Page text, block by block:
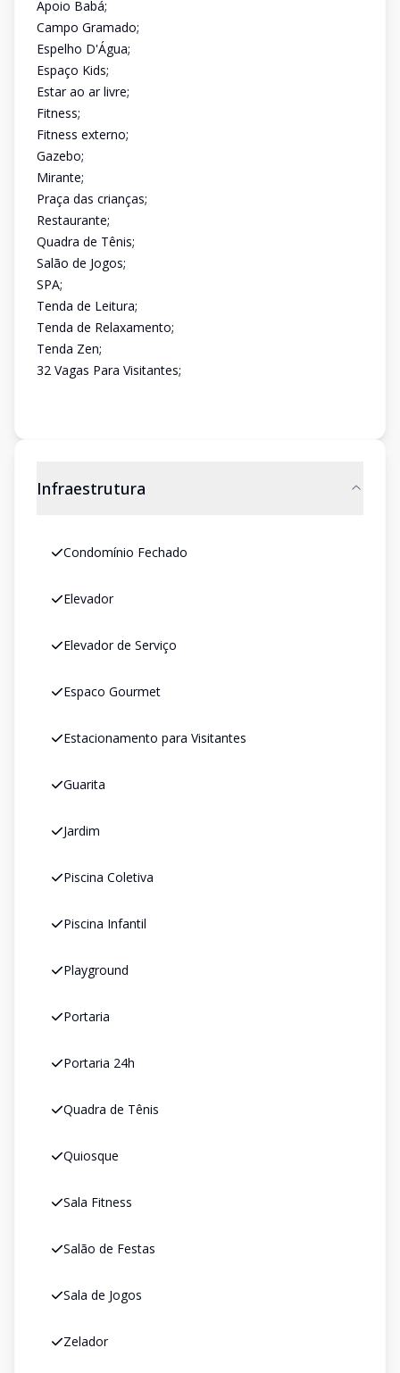
Apoio Babá;
Campo Gramado;
Espelho D'Água;
Espaço Kids;
Estar ao ar livre;
Fitness;
Fitness externo;
Gazebo;
Mirante;
Praça das crianças;
Restaurante;
Quadra de Tênis;
Salão de Jogos;
SPA;
Tenda de Leitura;
Tenda de Relaxamento;
Tenda Zen;
32 Vagas Para Visitantes;
Infraestrutura
Condomínio Fechado
Elevador
Elevador de Serviço
Espaco Gourmet
Estacionamento para Visitantes
Guarita
Jardim
Piscina Coletiva
Piscina Infantil
Playground
Portaria
Portaria 24h
Quadra de Tênis
Quiosque
Sala Fitness
Salão de Festas
Sala de Jogos
Zelador